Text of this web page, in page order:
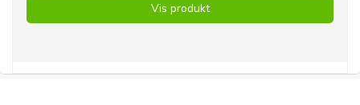
Vis produkt